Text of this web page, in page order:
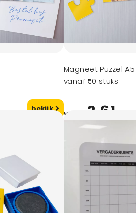
bekijk
Magneet Puzzel A5
vanaf 50 stuks
vanaf 2,61